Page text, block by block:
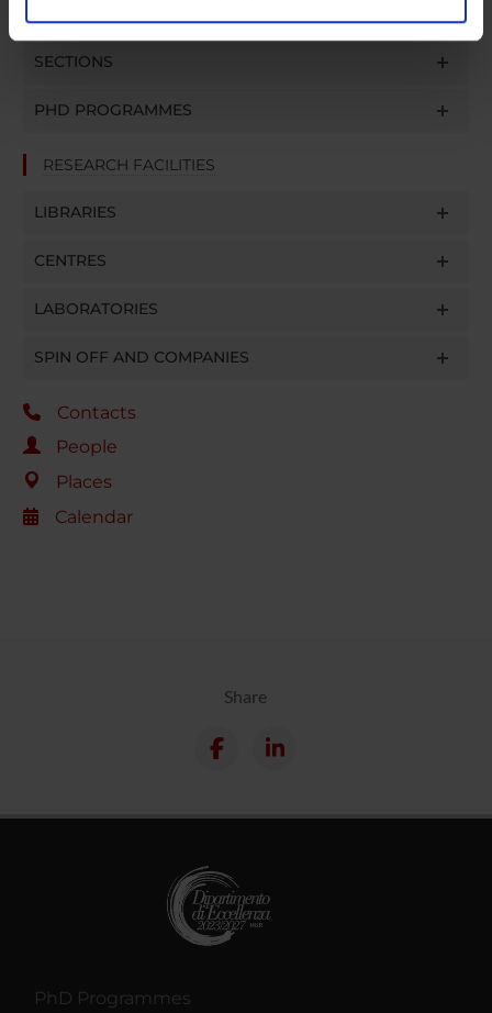
analizzare il nostro traffico. Condividiamo inoltre
pubblicità e social media, i quali potrebbero combinarle
raccolto dal tuo utilizzo dei loro servizi.
SECTIONS
PHD PROGRAMMES
RESEARCH FACILITIES
LIBRARIES
CENTRES
LABORATORIES
SPIN OFF AND COMPANIES
Contacts
People
Places
Calendar
Share
PhD Programmes